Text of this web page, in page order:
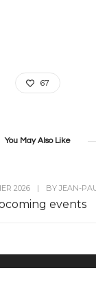
67
You May Also Like
2026 | BY JEAN-
events